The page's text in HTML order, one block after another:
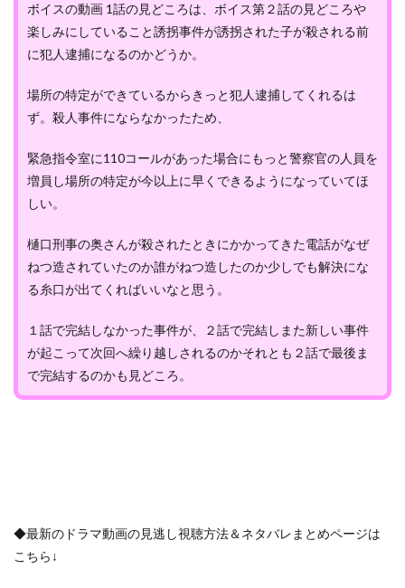
ボイスの動画 1話の見どころは、ボイス第２話の見どころや
楽しみにしていること誘拐事件が誘拐された子が殺される前
に犯人逮捕になるのかどうか。
場所の特定ができているからきっと犯人逮捕してくれるは
ず。殺人事件にならなかったため、
緊急指令室に110コールがあった場合にもっと警察官の人員を
増員し場所の特定が今以上に早くできるようになっていてほ
しい。
樋口刑事の奥さんが殺されたときにかかってきた電話がなぜ
ねつ造されていたのか誰がねつ造したのか少しでも解決にな
る糸口が出てくればいいなと思う。
１話で完結しなかった事件が、２話で完結しまた新しい事件
が起こって次回へ繰り越しされるのかそれとも２話で最後ま
で完結するのかも見どころ。
◆最新のドラマ動画の見逃し視聴方法＆ネタバレまとめページは
こちら↓